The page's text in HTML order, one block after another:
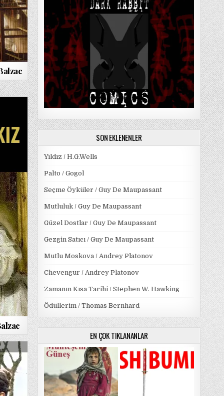
SON EKLENENLER
Yıldız / H.G.Wells
Palto / Gogol
Seçme Öyküler / Guy De Maupassant
Mutluluk / Guy De Maupassant
Güzel Dostlar / Guy De Maupassant
Gezgin Satıcı / Guy De Maupassant
Mutlu Moskova / Andrey Platonov
Chevengur / Andrey Platonov
Zamanın Kısa Tarihi / Stephen W. Hawking
Ödüllerim / Thomas Bernhard
EN ÇOK TIKLANANLAR